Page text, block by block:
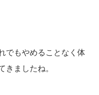
でもやめることなく体
きましたね。